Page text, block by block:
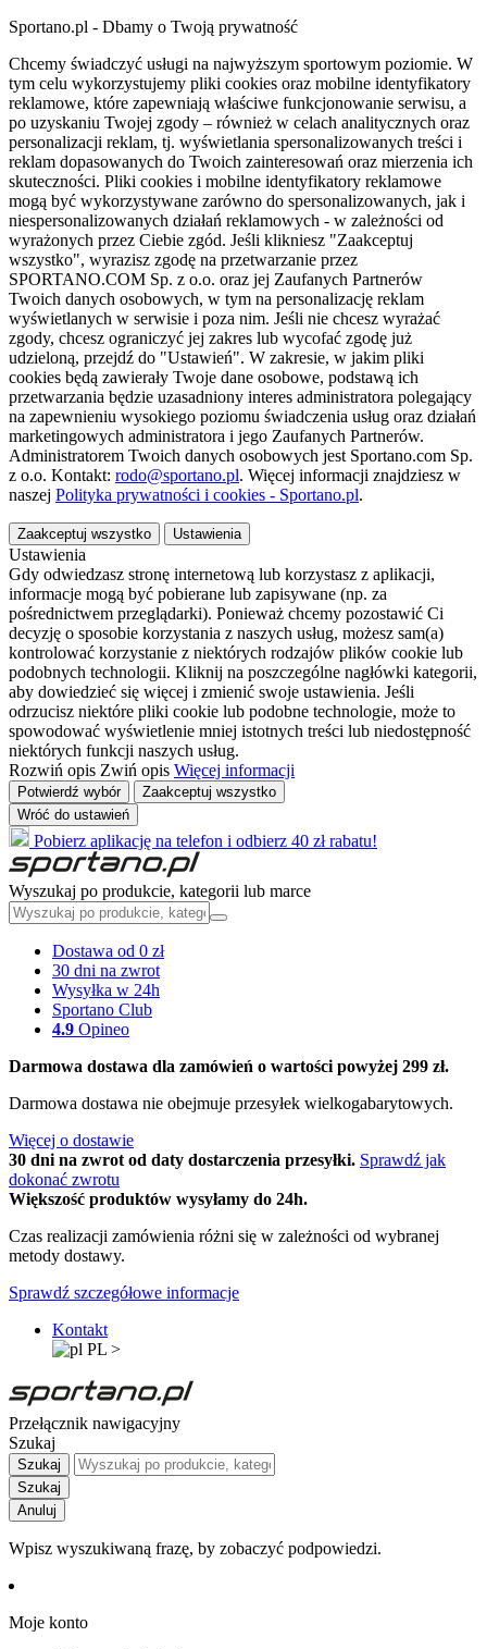
Sportano.pl - Dbamy o Twoją prywatność
Chcemy świadczyć usługi na najwyższym sportowym poziomie. W
tym celu wykorzystujemy pliki cookies oraz mobilne identyfikatory
reklamowe, które zapewniają właściwe funkcjonowanie serwisu, a
po uzyskaniu Twojej zgody – również w celach analitycznych oraz
personalizacji reklam, tj. wyświetlania spersonalizowanych treści i
reklam dopasowanych do Twoich zainteresowań oraz mierzenia ich
skuteczności. Pliki cookies i mobilne identyfikatory reklamowe
mogą być wykorzystywane zarówno do spersonalizowanych, jak i
niespersonalizowanych działań reklamowych - w zależności od
wyrażonych przez Ciebie zgód. Jeśli klikniesz "Zaakceptuj
wszystko", wyrazisz zgodę na przetwarzanie przez
SPORTANO.COM Sp. z o.o. oraz jej Zaufanych Partnerów
Twoich danych osobowych, w tym na personalizację reklam
wyświetlanych w serwisie i poza nim. Jeśli nie chcesz wyrażać
zgody, chcesz ograniczyć jej zakres lub wycofać zgodę już
udzieloną, przejdź do "Ustawień". W zakresie, w jakim pliki
cookies będą zawierały Twoje dane osobowe, podstawą ich
przetwarzania będzie uzasadniony interes administratora polegający
na zapewnieniu wysokiego poziomu świadczenia usług oraz działań
marketingowych administratora i jego Zaufanych Partnerów.
Administratorem Twoich danych osobowych jest Sportano.com Sp.
z o.o. Kontakt: rodo@sportano.pl. Więcej informacji znajdziesz w
naszej Polityka prywatności i cookies - Sportano.pl.
Zaakceptuj wszystko Ustawienia
Ustawienia
Gdy odwiedzasz stronę internetową lub korzystasz z aplikacji,
informacje mogą być pobierane lub zapisywane (np. za
pośrednictwem przeglądarki). Ponieważ chcemy pozostawić Ci
decyzję o sposobie korzystania z naszych usług, możesz sam(a)
kontrolować korzystanie z niektórych rodzajów plików cookie lub
podobnych technologii. Kliknij na poszczególne nagłówki kategorii,
aby dowiedzieć się więcej i zmienić swoje ustawienia. Jeśli
odrzucisz niektóre pliki cookie lub podobne technologie, może to
spowodować wyświetlenie mniej istotnych treści lub niedostępność
niektórych funkcji naszych usług.
Rozwiń opis Zwiń opis Więcej informacji
Potwierdź wybór
Zaakceptuj wszystko
Wróć do ustawień
Pobierz aplikację na telefon i odbierz 40 zł rabatu!
Wyszukaj po produkcie, kategorii lub marce
Dostawa od 0 zł
30 dni na zwrot
Wysyłka w 24h
Sportano Club
4.9 Opineo
Darmowa dostawa dla zamówień o wartości powyżej 299 zł.
Darmowa dostawa nie obejmuje przesyłek wielkogabarytowych.
Więcej o dostawie
30 dni na zwrot od daty dostarczenia przesyłki. Sprawdź jak
dokonać zwrotu
Większość produktów wysyłamy do 24h.
Czas realizacji zamówienia różni się w zależności od wybranej
metody dostawy.
Sprawdź szczegółowe informacje
Kontakt
PL >
Przełącznik nawigacyjny
Szukaj
Szukaj
Szukaj
Anuluj
Wpisz wyszukiwaną frazę, by zobaczyć podpowiedzi.
Moje konto